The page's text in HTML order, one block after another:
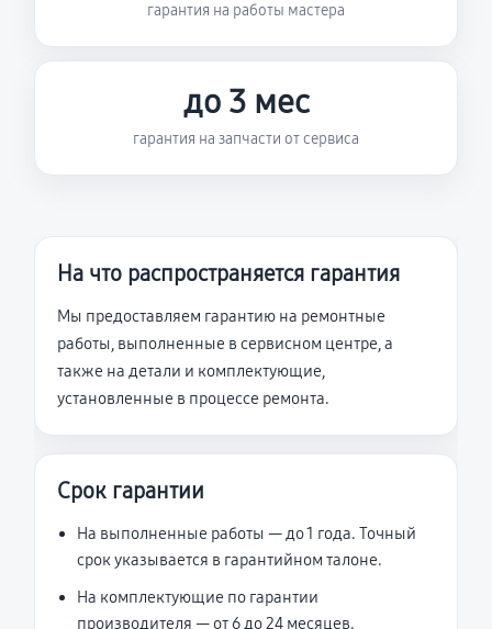
гарантия на работы мастера
до 3 мес
гарантия на запчасти от сервиса
На что распространяется гарантия
Мы предоставляем гарантию на ремонтные
работы, выполненные в сервисном центре, а
также на детали и комплектующие,
установленные в процессе ремонта.
Срок гарантии
На выполненные работы — до 1 года. Точный
срок указывается в гарантийном талоне.
На комплектующие по гарантии
производителя — от 6 до 24 месяцев.